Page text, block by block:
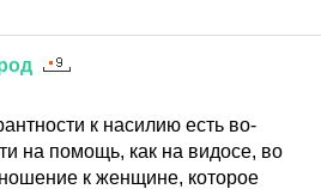
к насилию есть во-
на помощь, как на видосе, во
к женщине, которое